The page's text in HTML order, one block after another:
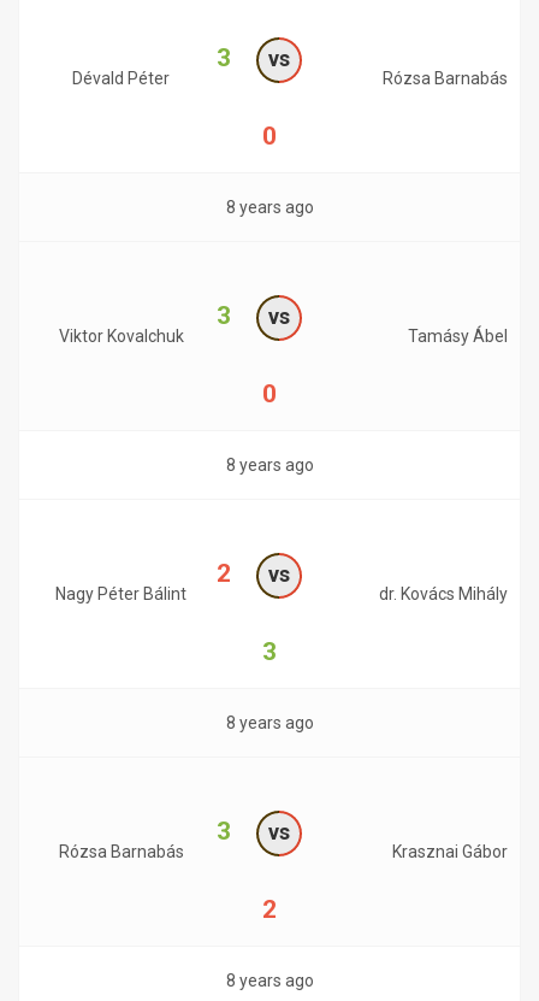
Dévald Péter
3 vs
0
Rózsa Barnabás
8 years ago
Viktor Kovalchuk
3 vs
0
Tamásy Ábel
8 years ago
Nagy Péter Bálint
2 vs
3
dr. Kovács Mihály
8 years ago
Rózsa Barnabás
3 vs
2
Krasznai Gábor
8 years ago